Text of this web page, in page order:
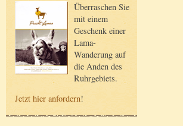
Überraschen Sie
mit einem
Geschenk einer
Lama-
Wanderung auf
die Anden des
Ruhrgebiets.
Jetzt hier anfordern!